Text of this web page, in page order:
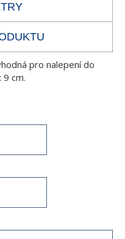
pro nalepení do
9 cm.